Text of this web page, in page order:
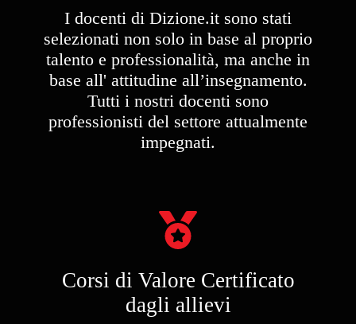
I docenti di Dizione.it sono stati
selezionati non solo in base al proprio
talento e professionalità, ma anche in
base all' attitudine all’insegnamento.
Tutti i nostri docenti sono
professionisti del settore attualmente
impegnati.
Corsi di Valore Certificato
dagli allievi